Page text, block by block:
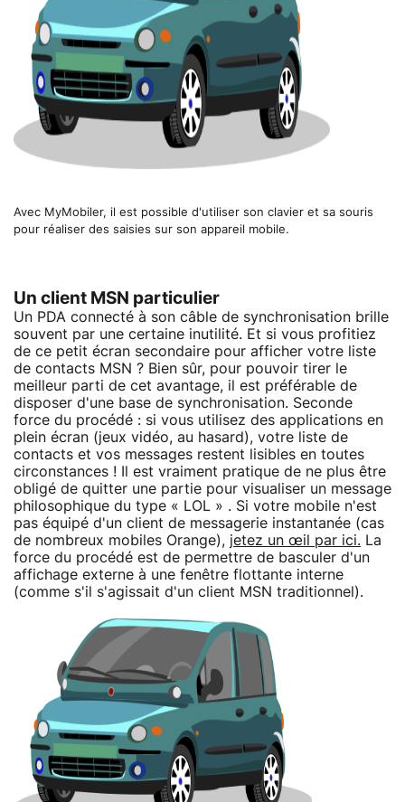
Avec MyMobiler, il est possible d'utiliser son clavier et sa souris
pour réaliser des saisies sur son appareil mobile.
Un client MSN particulier
Un PDA connecté à son câble de synchronisation brille
souvent par une certaine inutilité. Et si vous profitiez
de ce petit écran secondaire pour afficher votre liste
de contacts MSN ? Bien sûr, pour pouvoir tirer le
meilleur parti de cet avantage, il est préférable de
disposer d'une base de synchronisation. Seconde
force du procédé : si vous utilisez des applications en
plein écran (jeux vidéo, au hasard), votre liste de
contacts et vos messages restent lisibles en toutes
circonstances ! Il est vraiment pratique de ne plus être
obligé de quitter une partie pour visualiser un message
philosophique du type « LOL » . Si votre mobile n'est
pas équipé d'un client de messagerie instantanée (cas
de nombreux mobiles Orange), jetez un œil par ici. La
force du procédé est de permettre de basculer d'un
affichage externe à une fenêtre flottante interne
(comme s'il s'agissait d'un client MSN traditionnel).